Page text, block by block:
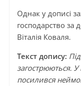
Однак у дописі
господарство за
Віталія Коваля.
Текст допису:
загострюються.
посилився